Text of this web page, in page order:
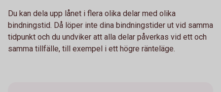
Du kan dela upp lånet i flera olika delar med olika
bindningstid. Då löper inte dina bindningstider ut vid samma
tidpunkt och du undviker att alla delar påverkas vid ett och
samma tillfälle, till exempel i ett högre ränteläge.